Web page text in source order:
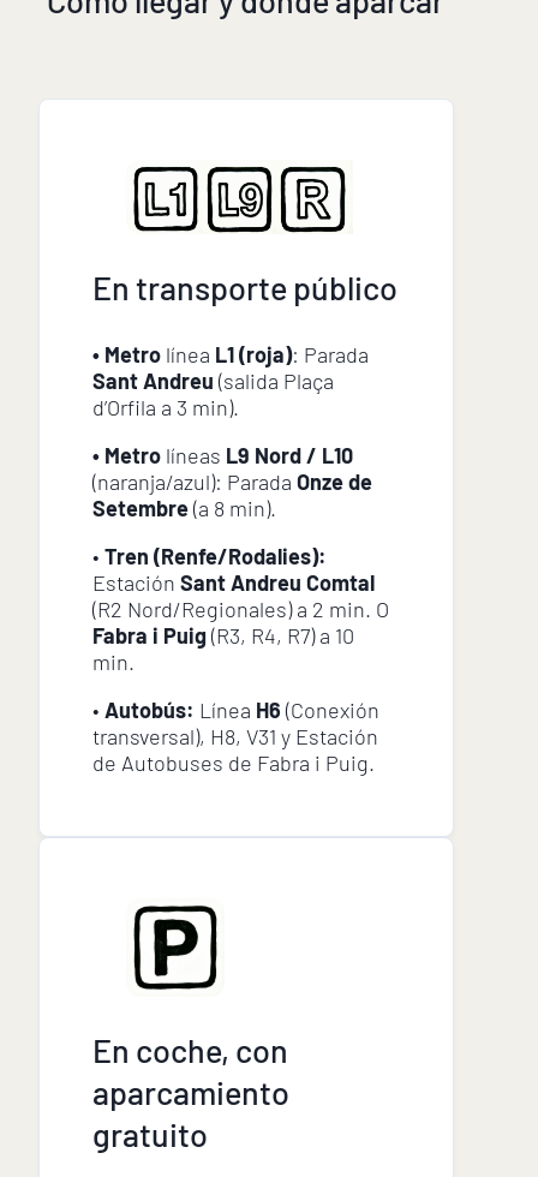
En transporte público
• Metro línea L1 (roja): Parada
Sant Andreu (salida Plaça
d’Orfila a 3 min).
• Metro líneas L9 Nord / L10
(naranja/azul): Parada Onze de
Setembre(a 8 min).
• Tren (Renfe/Rodalies):
Estación Sant Andreu Comtal
(R2 Nord/Regionales) a 2 min. O
Fabra i Puig(R3, R4, R7) a 10
min.
• Autobús: Línea H6 (Conexión
transversal), H8, V31 y Estación
de Autobuses de Fabra i Puig.
En coche, con
aparcamiento
gratuito